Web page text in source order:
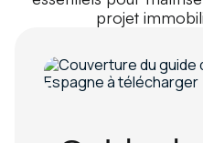
projet